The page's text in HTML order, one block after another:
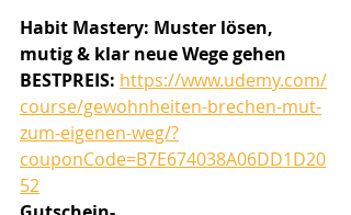
Habit Mastery: Muster lösen,
mutig & klar neue Wege gehen
BESTPREIS: https://www.udemy.com/
course/gewohnheiten-brechen-mut-
zum-eigenen-weg/?
couponCode=B7E674038A06DD1D20
52